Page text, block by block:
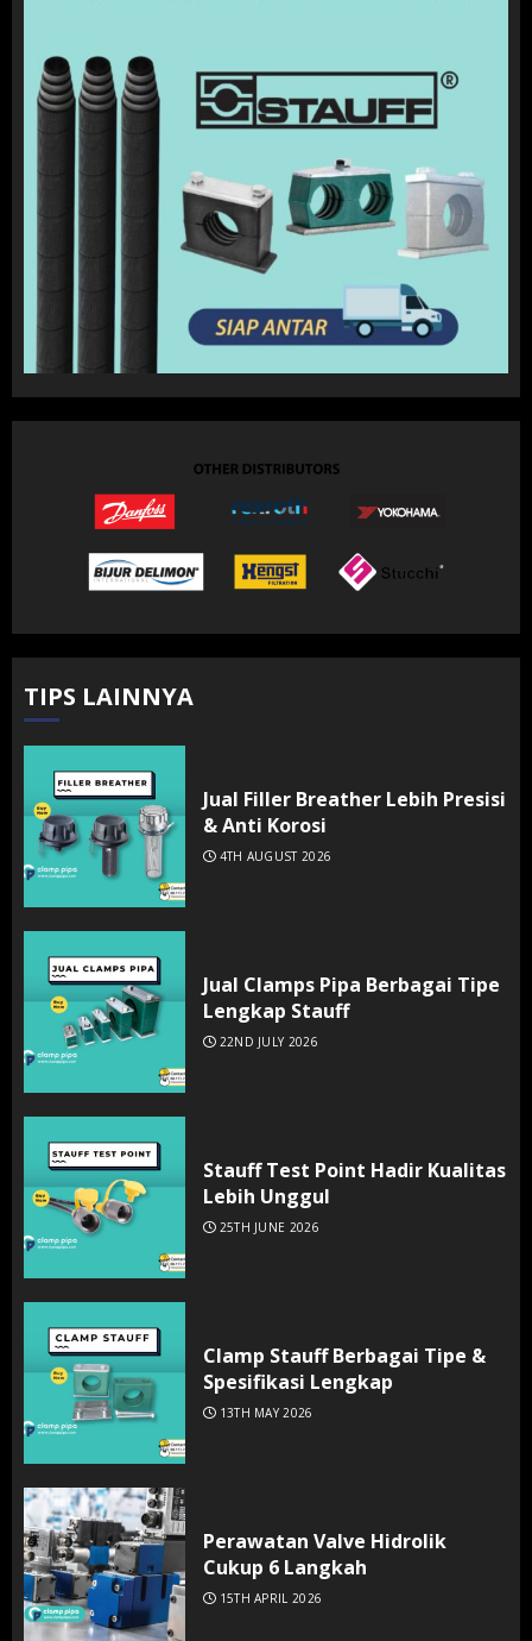
TIPS LAINNYA
Jual Filler Breather Lebih Presisi
& Anti Korosi
4TH AUGUST 2026
Jual Clamps Pipa Berbagai Tipe
Lengkap Stauff
22ND JULY 2026
Stauff Test Point Hadir Kualitas
Lebih Unggul
25TH JUNE 2026
Clamp Stauff Berbagai Tipe &
Spesifikasi Lengkap
13TH MAY 2026
Perawatan Valve Hidrolik
Cukup 6 Langkah
15TH APRIL 2026